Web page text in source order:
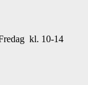
kl. 10-14